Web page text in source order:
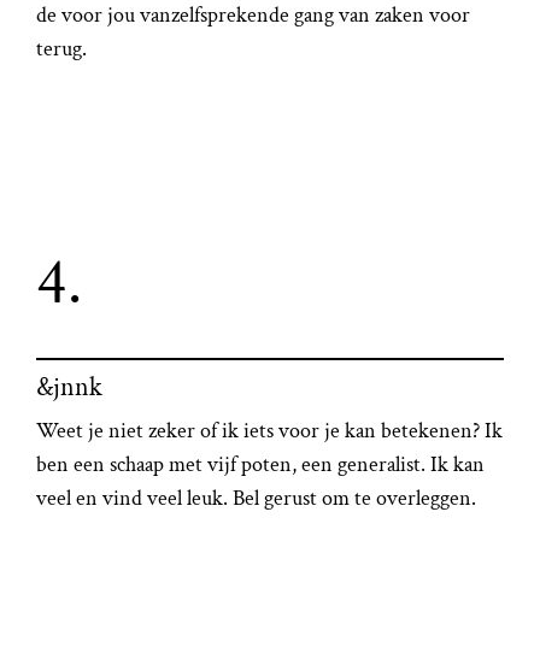
de voor jou vanzelfsprekende gang van zaken voor
terug.
4.
&jnnk
Weet je niet zeker of ik iets voor je kan betekenen? Ik
ben een schaap met vijf poten, een generalist. Ik kan
veel en vind veel leuk. Bel gerust om te overleggen.